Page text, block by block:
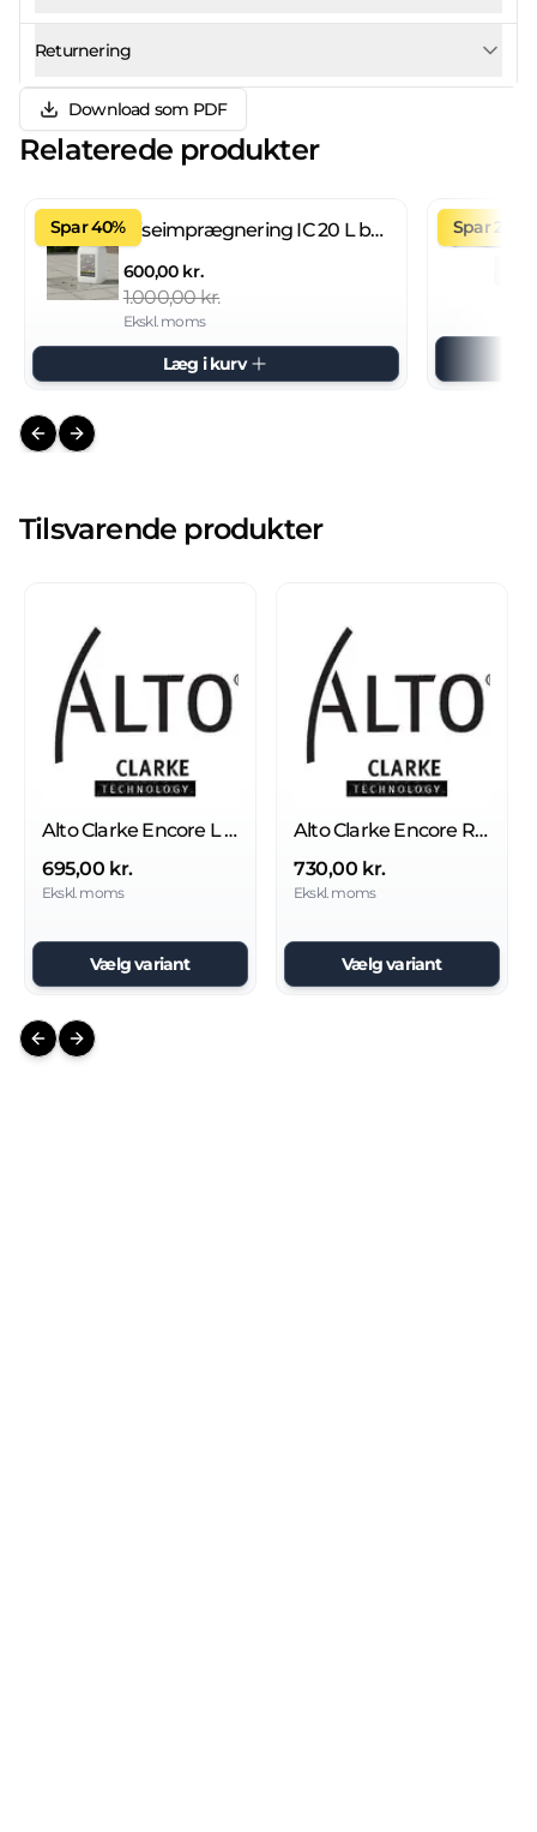
Returnering
Download som PDF
Relaterede produkter
Spar 40% Fliseimprægnering IC 20 L brugsklar
600,00 kr.
1.000,00 kr.
Ekskl. moms
Læg i kurv
Spar 27%
Previous slide
Next slide
Tilsvarende produkter
Alto Clarke Encore L 26 version 2 børste
695,00 kr.
Ekskl. moms
Vælg variant
Alto Clarke Encore RC26 børste
730,00 kr.
Ekskl. moms
Vælg variant
Previous slide
Next slide